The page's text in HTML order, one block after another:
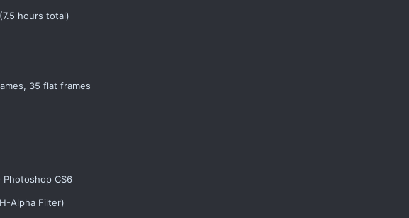
hours total)
35 flat frames
CS6
Alpha Filter)